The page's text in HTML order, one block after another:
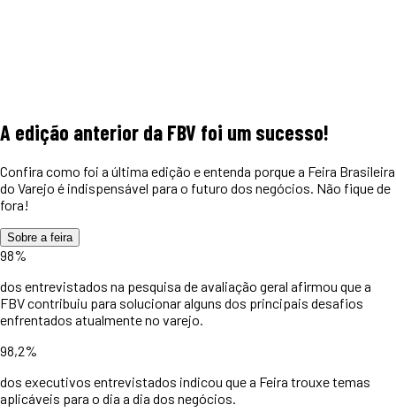
A edição anterior da FBV foi um sucesso!
Confira como foi a última edição e entenda porque a Feira Brasileira
do Varejo é indispensável para o futuro dos negócios. Não fique de
fora!
Sobre a feira
98%
dos entrevistados na pesquisa de avaliação geral afirmou que a
FBV contribuiu para solucionar alguns dos principais desafios
enfrentados atualmente no varejo.
98,2%
dos executivos entrevistados indicou que a Feira trouxe temas
aplicáveis para o dia a dia dos negócios.